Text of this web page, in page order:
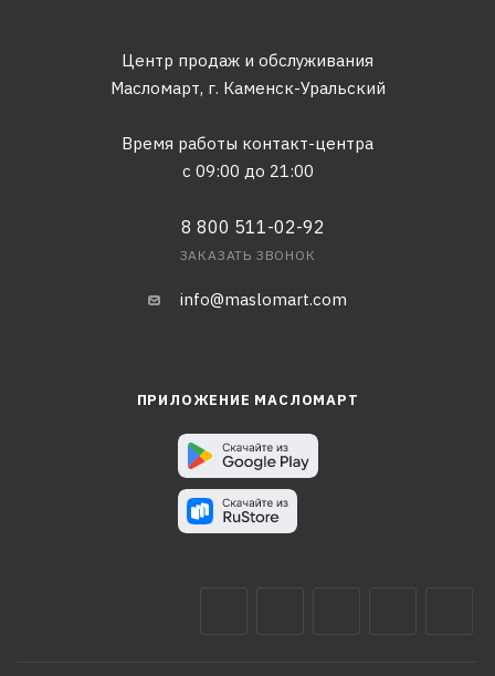
Центр продаж и обслуживания
Масломарт, г. Каменск-Уральский
Время работы контакт-центра
с 09:00 до 21:00
8 800 511-02-92
ЗАКАЗАТЬ ЗВОНОК
info@maslomart.com
ПРИЛОЖЕНИЕ МАСЛОМАРТ